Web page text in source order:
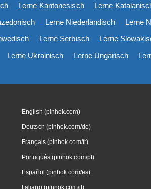
Lerne Kantonesisch Lerne
Lerne Niederländisch Lerne
Lerne Serbisch Lerne
Lerne Ukrainisch Lerne Ungarisch
English (pinhok.com)
Deutsch (pinhok.com/de)
Français (pinhok.com/fr)
Português (pinhok.com/pt)
Español (pinhok.com/es)
Italiano (pinhok.com/it)